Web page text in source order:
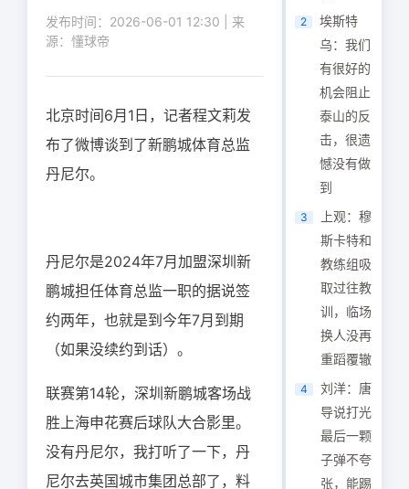
发布时间：2026-06-01 12:30 | 来
源：懂球帝
北京时间6月1日，记者程文莉发
布了微博谈到了新鹏城体育总监
丹尼尔。
丹尼尔是2024年7月加盟深圳新
鹏城担任体育总监一职的据说签
约两年，也就是到今年7月到期
（如果没续约到话）。
联赛第14轮，深圳新鹏城客场战
胜上海申花赛后球队大合影里。
没有丹尼尔，我打听了一下，丹
尼尔去英国城市集团总部了，料
2
埃斯特
乌：我们
有很好的
机会阻止
泰山的反
击，很遗
憾没有做
到
3
上观：穆
斯卡特和
教练组吸
取过往教
训，临场
换人没再
重蹈覆辙
4
刘洋：唐
导说打光
最后一颗
子弹不夸
张，能踢